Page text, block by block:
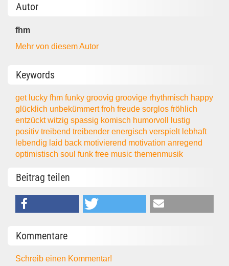
Autor
fhm
Mehr von diesem Autor
Keywords
get luckyfhmfunkygrooviggroovige rhythmisch happy
glücklich unbekümmertfrohfreudesorglosfröhlich
entzücktwitzigspassig komisch humorvoll
lustig
positivtreibendtreibenderenergischverspielt lebhaft
lebendig laid back motivierend motivationanregend
optimistischsoulfunkfree musicthemenmusik
Beitrag teilen
Kommentare
Schreib einen Kommentar!